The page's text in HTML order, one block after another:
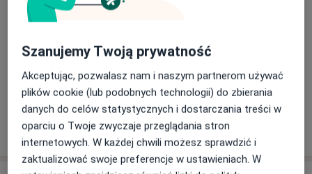
Naszą misją jest tworzenie miejsca, w którym każdy
pacjent jest najważniejszy. W codziennej pracy
kierujemy się etyką zawodową, uczciwością oraz
wzajemnym szacunkiem. Dzięki temu oferujemy
zindywidualizowane plany leczenia, w których
wykorzystywane są najnowocześniejsze, bezpieczne
terapie, oparte na produktach, tworzonych na bazie
medycznych konopi.
„Canformed” powstał aby wspierać wszystkich tych,
więcejO nas
Szanujemy Twoją prywatność
Akceptując, pozwalasz nam i naszym partnerom używać
plików cookie (lub podobnych technologii) do zbierania
danych do celów statystycznych i dostarczania treści w
oparciu o Twoje zwyczaje przeglądania stron
internetowych. W każdej chwili możesz sprawdzić i
zaktualizować swoje preferencje w ustawieniach. W